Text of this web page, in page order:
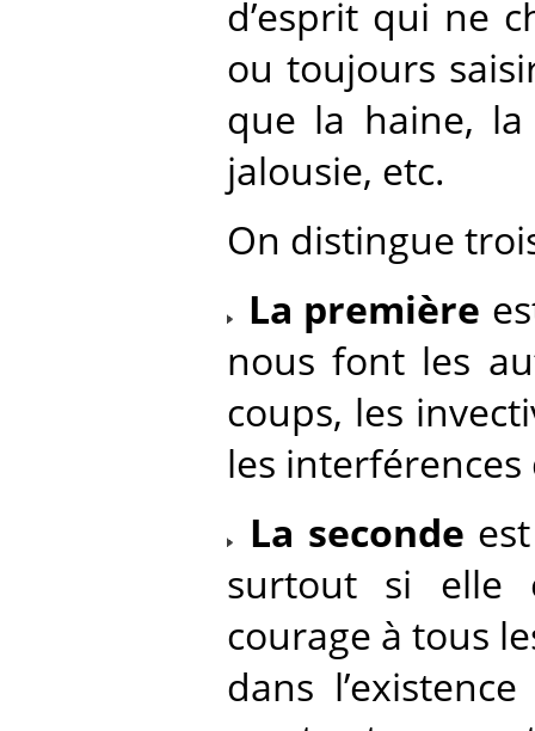
d’esprit qui ne
ou toujours
que la haine,
jalousie, etc.
On distingue
La première
nous font les
coups, les
les
La seconde
surtout si elle
courage à tous
dans